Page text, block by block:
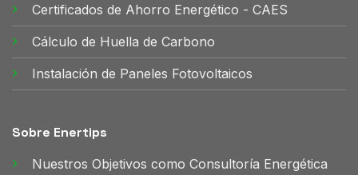
Certificados de Ahorro Energético - CAES
Cálculo de Huella de Carbono
Instalación de Paneles Fotovoltaicos
Sobre Enertips
Nuestros Objetivos como Consultoría Energética